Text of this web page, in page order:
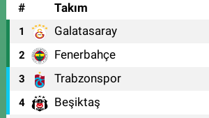
#
Takım
1 Galatasaray
2 Fenerbahçe
3 Trabzonspor
4 Beşiktaş